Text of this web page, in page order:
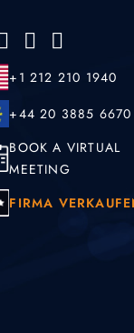
+1 212 210 1940
+44 20 3885 6670
BOOK A VIRTUAL
MEETING
FIRMA